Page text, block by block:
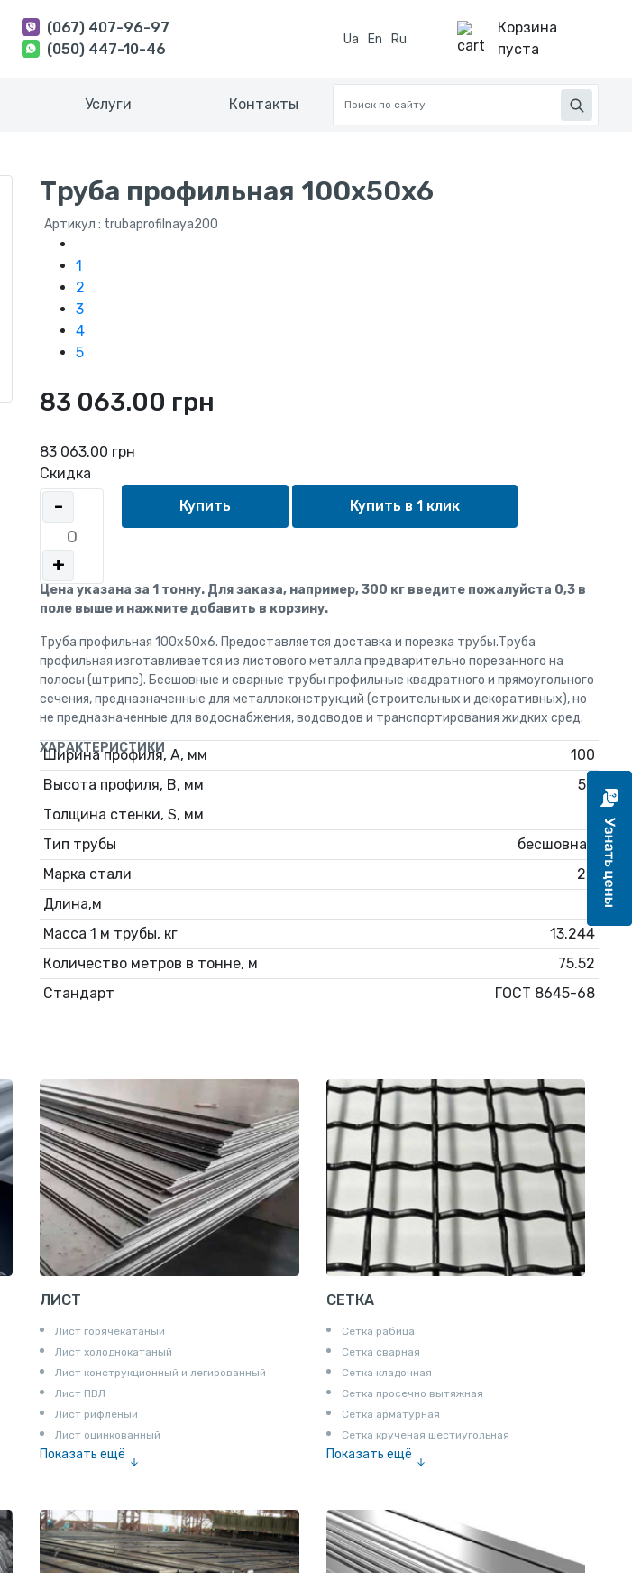
(067) 407-96-97
(050) 447-10-46
Ua En Ru
Корзина
пуста
Услуги Контакты
Труба профильная 100x50x6
Артикул : trubaprofilnaya200
1
2
3
4
5
83 063.00 грн
83 063.00 грн
Скидка
-
+
Купить в 1 клик
Цена указана за 1 тонну. Для заказа, например, 300 кг введите пожалуйста 0,3 в
поле выше и нажмите добавить в корзину.
Труба профильная 100x50x6. Предоставляется доставка и порезка трубы.Труба
профильная изготавливается из листового металла предварительно порезанного на
полосы (штрипс). Бесшовные и сварные трубы профильные квадратного и прямоугольного
сечения, предназначенные для металлоконструкций (строительных и декоративных), но
не предназначенные для водоснабжения, водоводов и транспортирования жидких сред.
ХАРАКТЕРИСТИКИ
Ширина профиля, А, мм
100
Высота профиля, В, мм
50
Толщина стенки, S, мм
Тип трубы
бесшовная
Марка стали
20
Длина,м
Масса 1 м трубы, кг
13.244
Количество метров в тонне, м
75.52
Стандарт
ГОСТ 8645-68
ЛИСТ
Лист горячекатаный
Лист холоднокатаный
Лист конструкционный и легированный
Лист ПВЛ
Лист рифленый
Лист оцинкованный
Показать ещё
СЕТКА
Сетка рабица
Сетка сварная
Сетка кладочная
Сетка просечно вытяжная
Сетка арматурная
Сетка крученая шестиугольная
Показать ещё